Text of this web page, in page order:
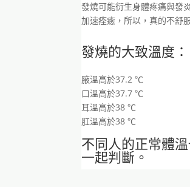
發燒可能衍生身體疼痛與發
加速痊癒，所以，真的不舒
發燒的大致溫度：
腋溫高於37.2 ℃
口溫高於37.7 ℃
耳溫高於38 ℃
肛溫高於38 ℃
不同人的正常體
一起判斷。